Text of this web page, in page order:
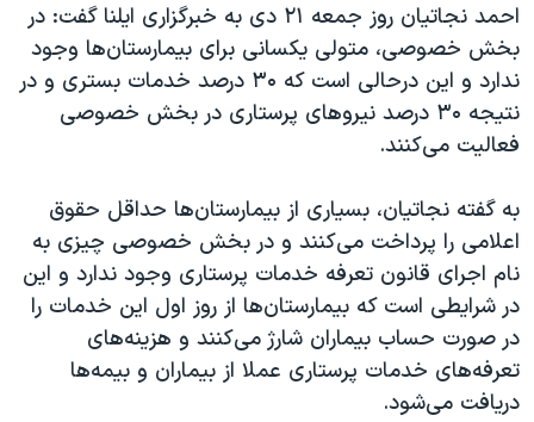
اعتراضات مردمی آبان ۹۸
اسرائیل در جنگ
نرگس محمدی برنده جایزه نوبل صلح
همایش محافظه‌کاران آمریکا «سی‌پک»
سفر پرزیدنت ترامپ به چین
احمد نجاتیان روز جمعه ۲۱ دی به خبرگزاری ایلنا گفت: در
بخش خصوصی، متولی یکسانی برای بیمارستان‌ها وجود
ندارد و این درحالی است که ۳۰ درصد خدمات بستری و در
نتیجه ۳۰ درصد نیروهای پرستاری در بخش خصوصی
فعالیت می‌کنند.
به گفته نجاتیان، بسیاری از بیمارستان‌ها حداقل حقوق
اعلامی را پرداخت می‌کنند و در بخش خصوصی چیزی به
نام اجرای قانون تعرفه خدمات پرستاری وجود ندارد و این
در شرایطی است که بیمارستان‌ها از روز اول این خدمات را
در صورت حساب بیماران شارژ می‌کنند و هزینه‌های
تعرفه‌های خدمات پرستاری عملا از بیماران و بیمه‌ها
دریافت می‌شود.